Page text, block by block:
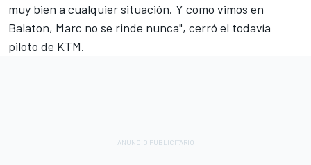
muy bien a cualquier situación. Y como vimos en
Balaton, Marc no se rinde nunca", cerró el todavía
piloto de KTM.